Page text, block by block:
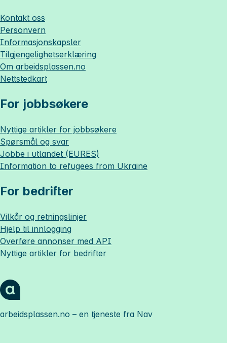
Kontakt oss
Personvern
Informasjonskapsler
Tilgjengelighetserklæring
Om arbeidsplassen.no
Nettstedkart
For jobbsøkere
Nyttige artikler for jobbsøkere
Spørsmål og svar
Jobbe i utlandet (EURES)
Information to refugees from Ukraine
For bedrifter
Vilkår og retningslinjer
Hjelp til innlogging
Overføre annonser med API
Nyttige artikler for bedrifter
arbeidsplassen.no – en tjeneste fra Nav